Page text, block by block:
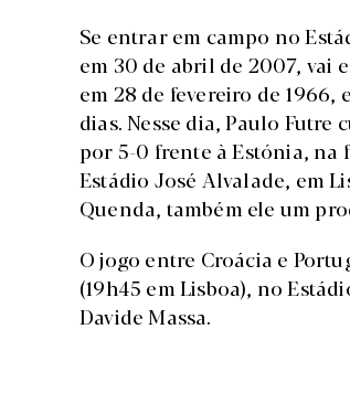
Se entrar em campo no
em 30 de abril de 2007, vai
em 28 de fevereiro de 1966,
dias. Nesse dia, Paulo
por 5-0 frente à Estónia, na
Estádio José Alvalade, em
Quenda, também ele um
O jogo entre Croácia e
(19h45 em Lisboa), no
Davide Massa.